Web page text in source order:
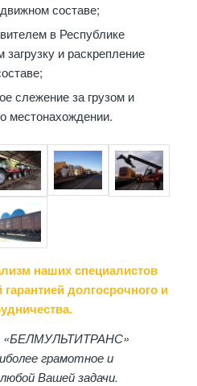
составе;
в Республике
и раскрепление
слежение за грузом и
местонахождении.
наших специалистов
долгосрочного и
«БЕЛМУЛЬТИТРАНС»
грамотное и
Вашей задачи.